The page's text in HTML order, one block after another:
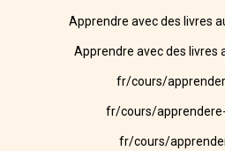
Apprendre avec des livres
Apprendre avec des livres
fr/cours/
fr/cours/
fr/cours/